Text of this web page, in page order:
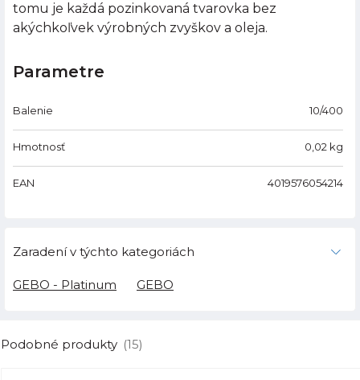
tomu je každá pozinkovaná tvarovka bez
akýchkoľvek výrobných zvyškov a oleja.
Parametre
Balenie 10/400
Hmotnosť 0,02 kg
EAN 4019576054214
Zaradení v týchto kategoriách
GEBO - Platinum GEBO
Podobné produkty (15)